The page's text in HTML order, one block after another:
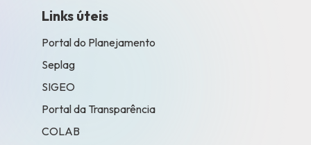
Links úteis
Portal do Planejamento
Seplag
SIGEO
Portal da Transparência
COLAB